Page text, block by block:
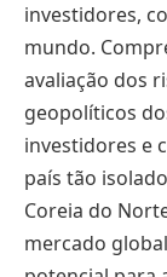
investidores,
mundo.
avaliação dos
geopolíticos
investidores e
país tão
Coreia do
mercado